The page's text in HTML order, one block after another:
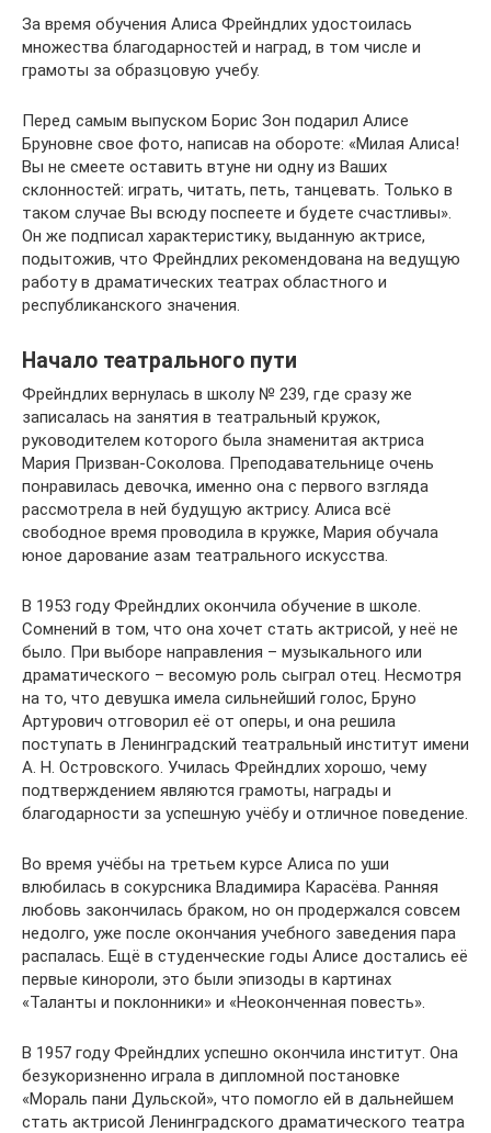
За время обучения Алиса Фрейндлих удостоилась
множества благодарностей и наград, в том числе и
грамоты за образцовую учебу.
Перед самым выпуском Борис Зон подарил Алисе
Бруновне свое фото, написав на обороте: «Милая Алиса!
Вы не смеете оставить втуне ни одну из Ваших
склонностей: играть, читать, петь, танцевать. Только в
таком случае Вы всюду поспеете и будете счастливы».
Он же подписал характеристику, выданную актрисе,
подытожив, что Фрейндлих рекомендована на ведущую
работу в драматических театрах областного и
республиканского значения.
Начало театрального пути
Фрейндлих вернулась в школу № 239, где сразу же
записалась на занятия в театральный кружок,
руководителем которого была знаменитая актриса
Мария Призван-Соколова. Преподавательнице очень
понравилась девочка, именно она с первого взгляда
рассмотрела в ней будущую актрису. Алиса всё
свободное время проводила в кружке, Мария обучала
юное дарование азам театрального искусства.
В 1953 году Фрейндлих окончила обучение в школе.
Сомнений в том, что она хочет стать актрисой, у неё не
было. При выборе направления – музыкального или
драматического – весомую роль сыграл отец. Несмотря
на то, что девушка имела сильнейший голос, Бруно
Артурович отговорил её от оперы, и она решила
поступать в Ленинградский театральный институт имени
А. Н. Островского. Училась Фрейндлих хорошо, чему
подтверждением являются грамоты, награды и
благодарности за успешную учёбу и отличное поведение.
Во время учёбы на третьем курсе Алиса по уши
влюбилась в сокурсника Владимира Карасёва. Ранняя
любовь закончилась браком, но он продержался совсем
недолго, уже после окончания учебного заведения пара
распалась. Ещё в студенческие годы Алисе достались её
первые кинороли, это были эпизоды в картинах
«Таланты и поклонники» и «Неоконченная повесть».
В 1957 году Фрейндлих успешно окончила институт. Она
безукоризненно играла в дипломной постановке
«Мораль пани Дульской», что помогло ей в дальнейшем
стать актрисой Ленинградского драматического театра